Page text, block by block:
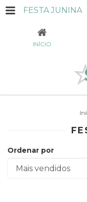
FESTA JUNINA
INÍCIO
Ordenar por